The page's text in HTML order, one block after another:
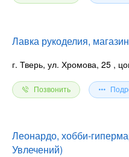
Лавка рукоделия,
г. Тверь, ул. Хромова, 25 ,
Позвонить
Леонардо, хобби-
Увлечений)